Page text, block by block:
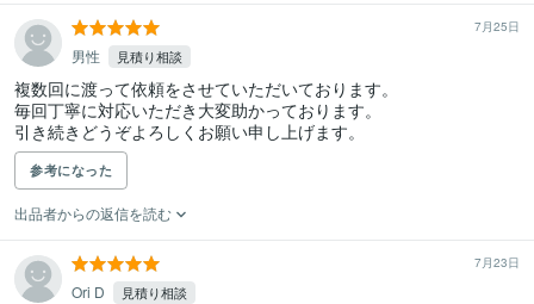
7月25日
男性 見積り相談
複数回に渡って依頼をさせていただいております。
毎回丁寧に対応いただき大変助かっております。
引き続きどうぞよろしくお願い申し上げます。
参考になった
出品者からの返信を読む
7月23日
Ori D 見積り相談